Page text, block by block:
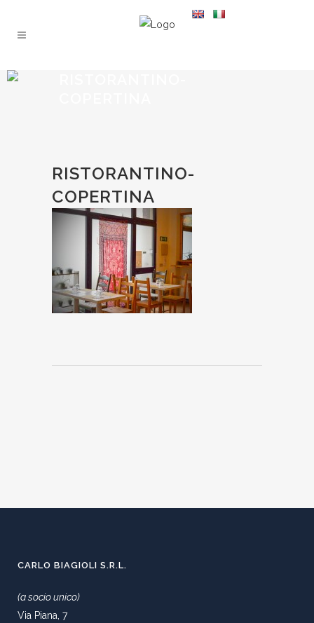
RISTORANTINO-
COPERTINA
CARLO BIAGIOLI S.R.L.
(a socio unico)
Via Piana, 7